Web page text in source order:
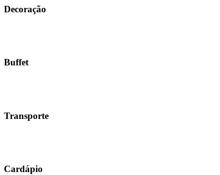
Decoração
Buffet
Transporte
Cardápio